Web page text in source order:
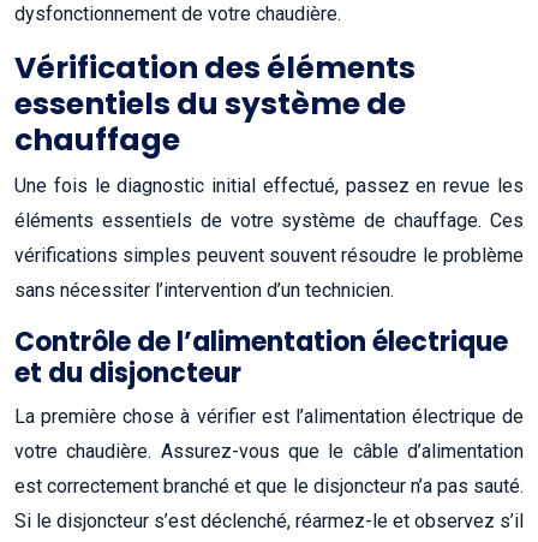
dysfonctionnement de votre chaudière.
Vérification des éléments
essentiels du système de
chauffage
Une fois le diagnostic initial effectué, passez en revue les
éléments essentiels de votre système de chauffage. Ces
vérifications simples peuvent souvent résoudre le problème
sans nécessiter l’intervention d’un technicien.
Contrôle de l’alimentation électrique
et du disjoncteur
La première chose à vérifier est l’alimentation électrique de
votre chaudière. Assurez-vous que le câble d’alimentation
est correctement branché et que le disjoncteur n’a pas sauté.
Si le disjoncteur s’est déclenché, réarmez-le et observez s’il